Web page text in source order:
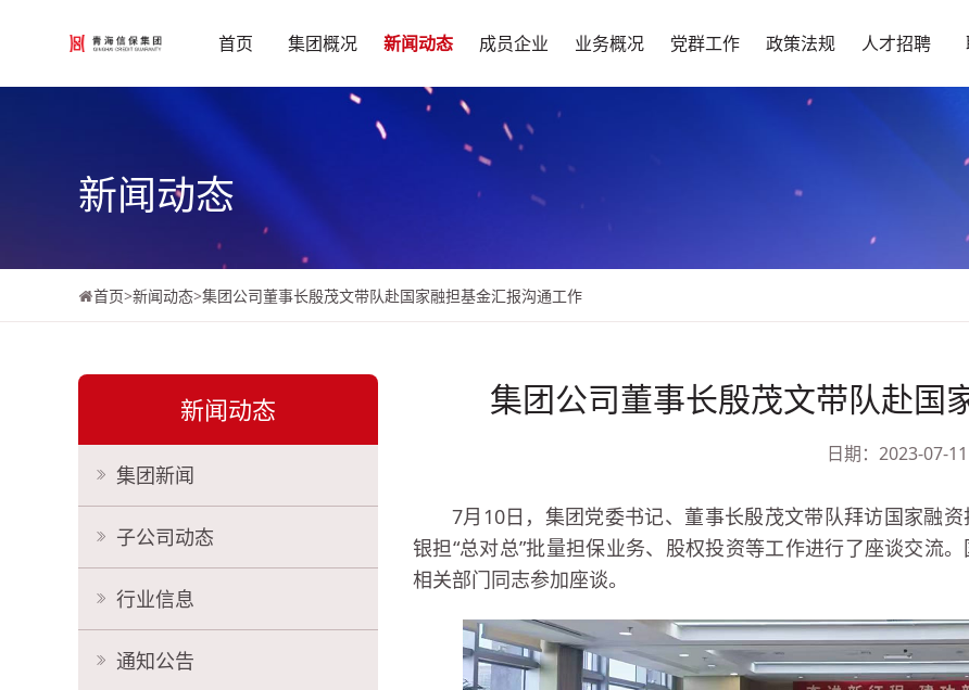
首页 集团概况 新闻动态 成员企业 业务概况 党群工作 政策法规 人才招聘
新闻动态
首页>新闻动态>集团公司董事长殷茂文带队赴国家融担基金汇报沟通工作
新闻动态
集团新闻
子公司动态
行业信息
通知公告
集团公司董事长殷茂文带队赴国
日期：2023-07-11
7月10日，集团党委书记、董事长殷茂文带队拜访国家融
银担“总对总”批量担保业务、股权投资等工作进行了座谈交流
相关部门同志参加座谈。